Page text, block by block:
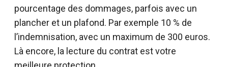
pourcentage des dommages, parfois avec un
plancher et un plafond. Par exemple 10 % de
l’indemnisation, avec un maximum de 300 euros.
Là encore, la lecture du contrat est votre